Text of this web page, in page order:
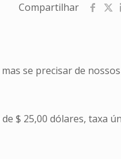
Compartilhar
se precisar de
$ 25,00 dólares, taxa